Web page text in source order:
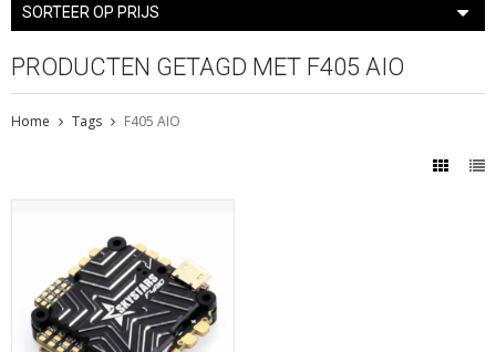
SORTEER OP PRIJS
PRODUCTEN GETAGD MET F405 AIO
Home Tags F405 AIO